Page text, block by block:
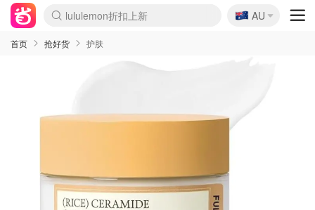
lululemon折扣上新
Sasa美妆护肤3.5折
SSENSE年中2.5折
FreshBeauty好价汇总
Cettire降价+叠9折
WWS Coles超市实拍
viagogo二手票捡漏
Myer超级周末
The Outnet奢牌1折起
David Jones 3折起
Flannels大牌1折
Perfumes Club护肤1折
AMIRO面罩$251
Amazon折扣汇总
eToro入金$200送$50
Amazon数码好物
ICONIC本周7.5折
ThedoubleF高奢地板价
Moose Knuckles 6折
丝芙兰5折起
EUFY摄像头$98
Selenichast首饰2折
Trip机票酒店促销
YSL送5件彩妆礼
Amazon家居好物
Amazon美妆护肤
雅漾大喷$8
过敏原检测盒$33
伊索独家赠50ml沐浴露
科颜氏高保湿面霜$29
SEALIFE海洋馆门票6折
丝塔芙大白罐$16
订阅Newsletter送香薰
Cult Beauty 6.8折
Harrods圣诞日历$525
LN-CC奢牌私促3折
d'Alba空姐喷雾$16
EVE LOM套装£56
Bernardelli独家4折
Adore Beauty 6折起
CT圣诞日历
Mytheresa奢品2.7折
Luxury Escapes 9折
Currentbody美容仪$881
MOON Garden Live
Roborock扫地机$649
Tingo Life水杯$24
Valentino官网5折
CR洗护套装$23
修丽可4件套$159
Myer彩妆2件7折
GANNI官网4.5折
Stylevana韩妆4折
Tessabit高奢8.5折
OGX洗发水$11
Amazon阿德莱德次日达
卡诗8.5折+赠礼
Philips Hue灯具8折
🇦🇺
AU
首页 抢好货 护肤